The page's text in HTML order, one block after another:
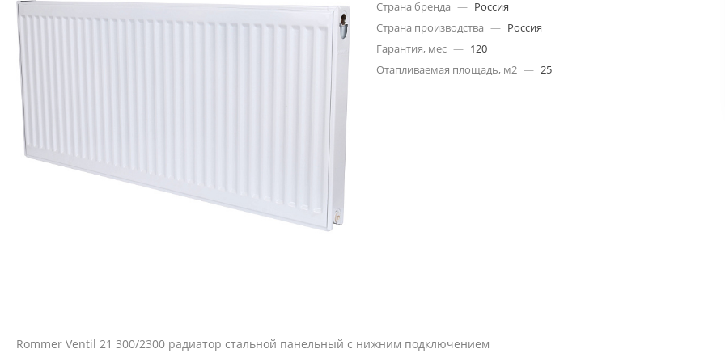
Страна бренда — Россия
Страна производства — Россия
Гарантия, мес — 120
Отапливаемая площадь, м2 — 25
Rommer Ventil 21 300/2300 радиатор стальной панельный с нижним подключением